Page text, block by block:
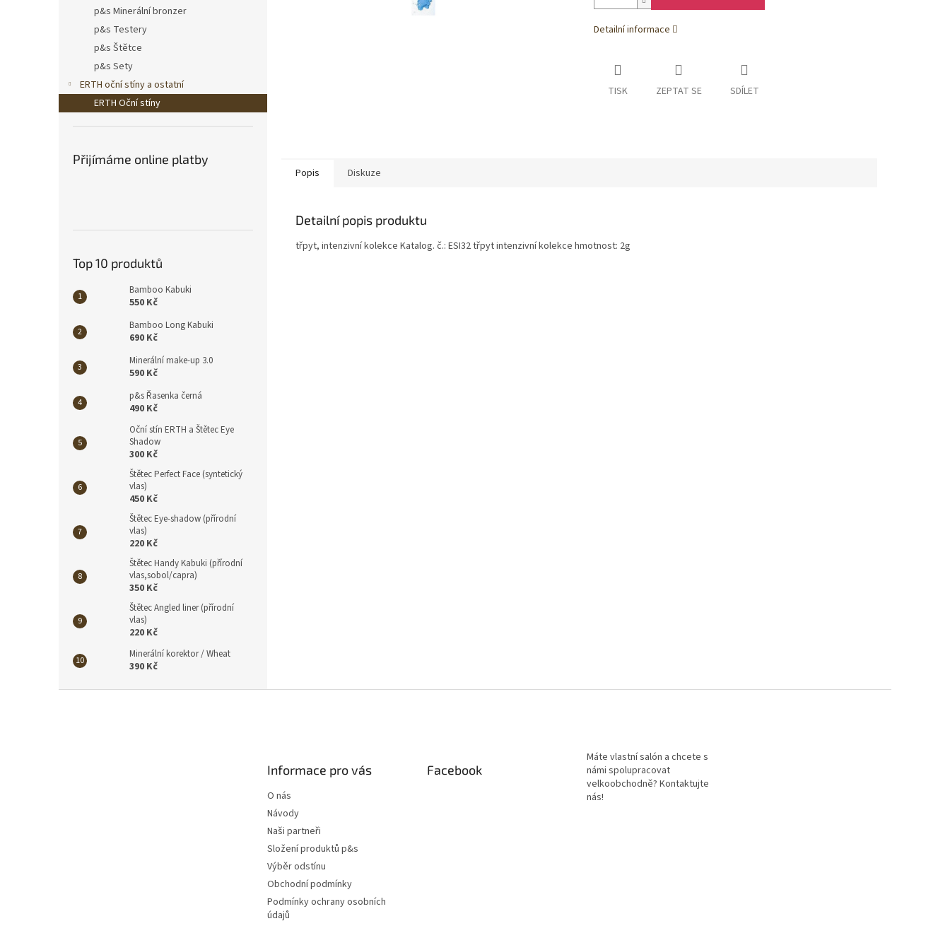
p&s Minerální bronzer
p&s Testery
p&s Štětce
p&s Sety
ERTH oční stíny a ostatní
ERTH Oční stíny
Přijímáme online platby
Top 10 produktů
Bamboo Kabuki
550 Kč
Bamboo Long Kabuki
690 Kč
Minerální make-up 3.0
590 Kč
p&s Řasenka černá
490 Kč
Oční stín ERTH a Štětec Eye
Shadow
300 Kč
Štětec Perfect Face (syntetický
vlas)
450 Kč
Štětec Eye-shadow (přírodní
vlas)
220 Kč
Štětec Handy Kabuki (přírodní
vlas,sobol/capra)
350 Kč
Štětec Angled liner (přírodní
vlas)
220 Kč
Minerální korektor / Wheat
390 Kč
Detailní informace
TISK ZEPTAT SE SDÍLET
Popis Diskuze
Detailní popis produktu
třpyt, intenzivní kolekce Katalog. č.: ESI32 třpyt intenzivní kolekce hmotnost: 2g
Informace pro vás
O nás
Návody
Naši partneři
Složení produktů p&s
Výběr odstínu
Obchodní podmínky
Podmínky ochrany osobních
údajů
Facebook
Máte vlastní salón a chcete s
námi spolupracovat
velkoobchodně? Kontaktujte
nás!